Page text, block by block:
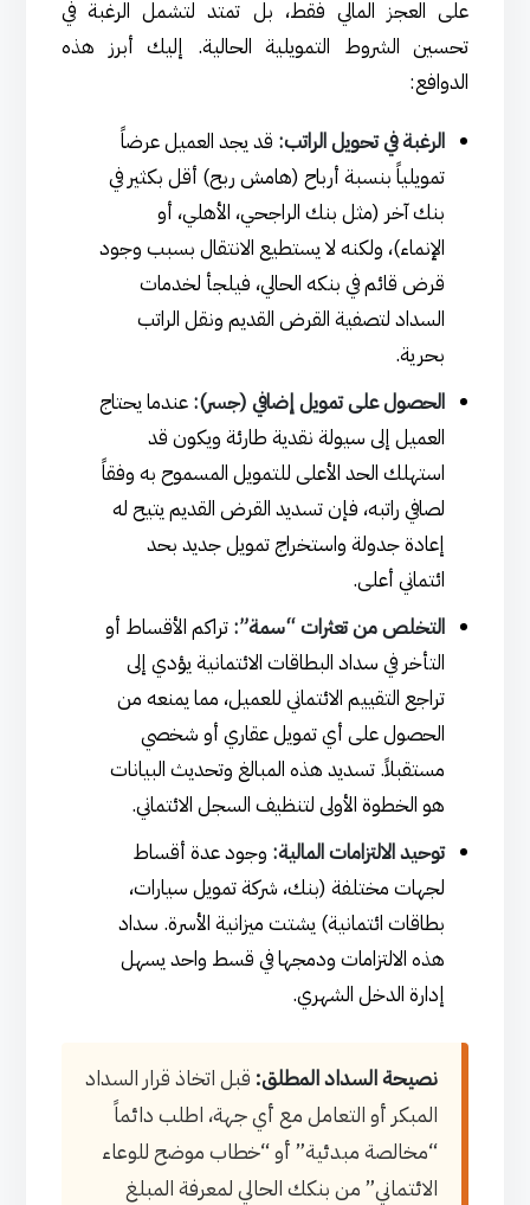
على العجز المالي فقط، بل تمتد لتشمل الرغبة في
تحسين الشروط التمويلية الحالية. إليك أبرز هذه
الدوافع:
الرغبة في تحويل الراتب: قد يجد العميل عرضاً
تمويلياً بنسبة أرباح (هامش ربح) أقل بكثير في
بنك آخر (مثل بنك الراجحي، الأهلي، أو
الإنماء)، ولكنه لا يستطيع الانتقال بسبب وجود
قرض قائم في بنكه الحالي، فيلجأ لخدمات
السداد لتصفية القرض القديم ونقل الراتب
بحرية.
الحصول على تمويل إضافي (جسر): عندما يحتاج
العميل إلى سيولة نقدية طارئة ويكون قد
استهلك الحد الأعلى للتمويل المسموح به وفقاً
لصافي راتبه، فإن تسديد القرض القديم يتيح له
إعادة جدولة واستخراج تمويل جديد بحد
ائتماني أعلى.
التخلص من تعثرات “سمة”: تراكم الأقساط أو
التأخر في سداد البطاقات الائتمانية يؤدي إلى
تراجع التقييم الائتماني للعميل، مما يمنعه من
الحصول على أي تمويل عقاري أو شخصي
مستقبلاً. تسديد هذه المبالغ وتحديث البيانات
هو الخطوة الأولى لتنظيف السجل الائتماني.
توحيد الالتزامات المالية: وجود عدة أقساط
لجهات مختلفة (بنك، شركة تمويل سيارات،
بطاقات ائتمانية) يشتت ميزانية الأسرة. سداد
هذه الالتزامات ودمجها في قسط واحد يسهل
إدارة الدخل الشهري.
نصيحة السداد المطلق: قبل اتخاذ قرار السداد
المبكر أو التعامل مع أي جهة، اطلب دائماً
“مخالصة مبدئية” أو “خطاب موضح للوعاء
الائتماني” من بنكك الحالي لمعرفة المبلغ